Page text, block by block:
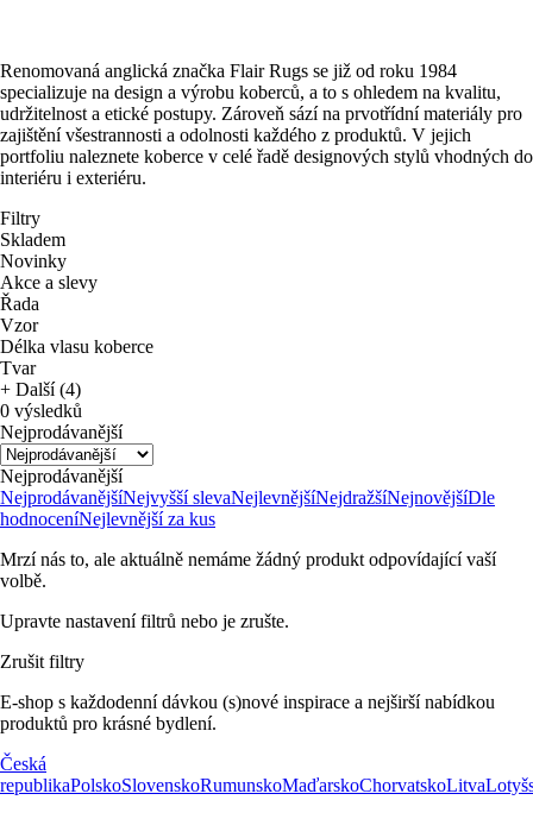
Renomovaná anglická značka Flair Rugs se již od roku 1984
specializuje na design a výrobu koberců, a to s ohledem na kvalitu,
udržitelnost a etické postupy. Zároveň sází na prvotřídní materiály pro
zajištění všestrannosti a odolnosti každého z produktů. V jejich
portfoliu naleznete koberce v celé řadě designových stylů vhodných do
interiéru i exteriéru.
Filtry
Skladem
Novinky
Akce a slevy
Řada
Vzor
Délka vlasu koberce
Tvar
+ Další (4)
0 výsledků
Nejprodávanější
Nejprodávanější
NejprodávanějšíNejvyšší slevaNejlevnějšíNejdražšíNejnovějšíDle
hodnoceníNejlevnější za kus
Mrzí nás to, ale aktuálně nemáme žádný produkt odpovídající vaší
volbě.
Upravte nastavení filtrů nebo je zrušte.
Zrušit filtry
E-shop s každodenní dávkou (s)nové inspirace a nejširší nabídkou
produktů pro krásné bydlení.
Česká
republikaPolskoSlovenskoRumunskoMaďarskoChorvatskoLitva